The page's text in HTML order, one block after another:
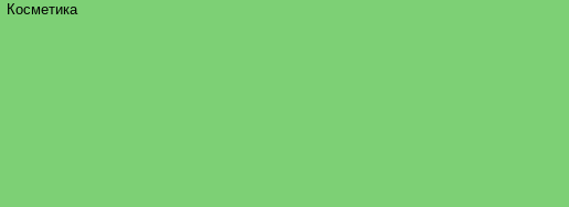
Косметика